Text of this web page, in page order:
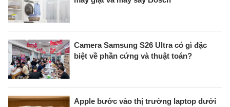
Camera Samsung S26 Ultra có gì đặc
biệt về phần cứng và thuật toán?
Apple bước vào thị trường laptop dưới